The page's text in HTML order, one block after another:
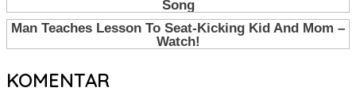
KOMENTAR